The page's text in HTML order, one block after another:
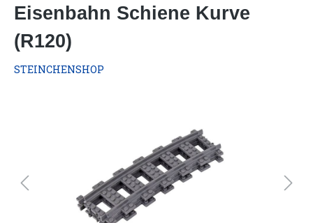
Eisenbahn Schiene Kurve
(R120)
STEINCHENSHOP